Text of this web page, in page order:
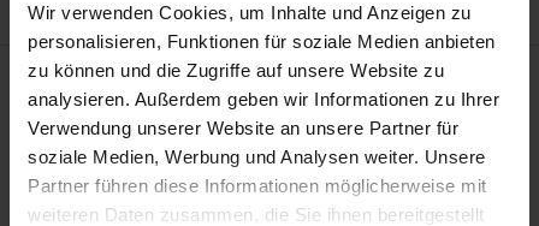
Wir verwenden Cookies, um Inhalte und Anzeigen zu
personalisieren, Funktionen für soziale Medien anbieten
zu können und die Zugriffe auf unsere Website zu
analysieren. Außerdem geben wir Informationen zu Ihrer
Verwendung unserer Website an unsere Partner für
soziale Medien, Werbung und Analysen weiter. Unsere
Partner führen diese Informationen möglicherweise mit
weiteren Daten zusammen, die Sie ihnen bereitgestellt
Bibliographical data
Edition
1